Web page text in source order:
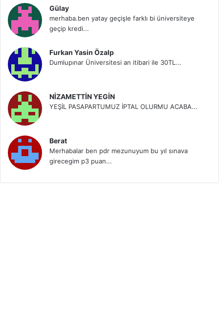
Gülay
merhaba.ben yatay geçişle farklı bi üniversiteye
geçip kredi...
Furkan Yasin Özalp
Dumlupınar Üniversitesi an itibari ile 30TL...
NİZAMETTİN YEGİN
YEŞİL PASAPARTUMUZ İPTAL OLURMU ACABA...
Berat
Merhabalar ben pdr mezunuyum bu yıl sınava
girecegim p3 puan...